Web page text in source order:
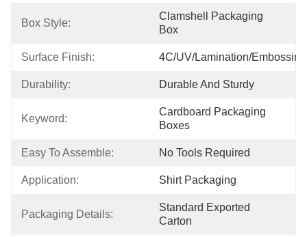
Box Style:
Clamshell Packaging
Box
Surface Finish: 4C/UV/Lamination/
Durability: Durable And Sturdy
Keyword:
Cardboard Packaging
Boxes
Easy To Assemble: No Tools Required
Application: Shirt Packaging
Packaging Details:
Standard Exported
Carton